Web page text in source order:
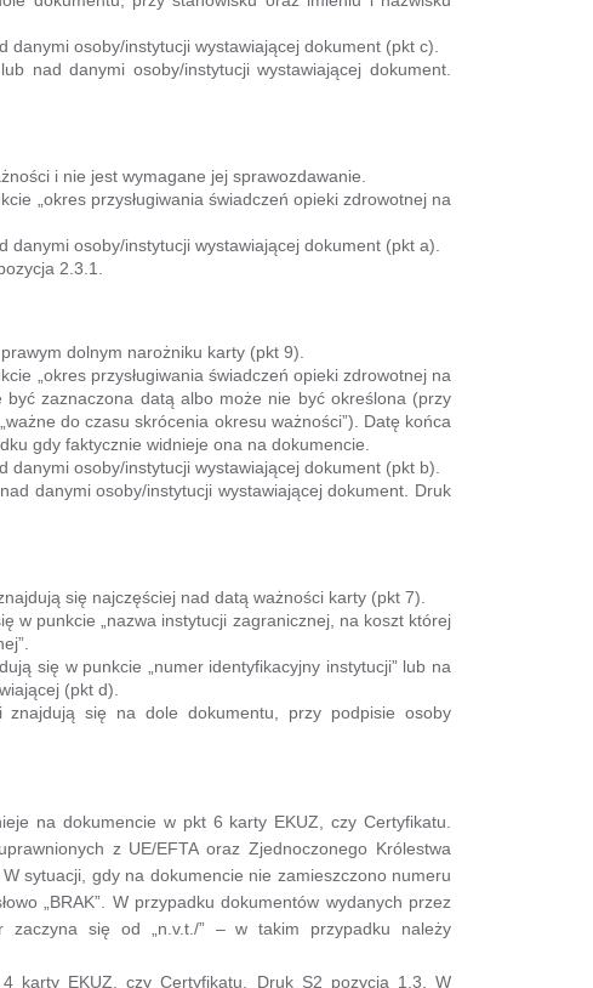
osoby/instytucji wystawiającej dokument (pkt c).
nad danymi osoby/instytucji wystawiającej dokument.
i nie jest wymagane jej sprawozdawanie.
„okres przysługiwania świadczeń opieki zdrowotnej na
osoby/instytucji wystawiającej dokument (pkt a).
2.3.1.
dolnym narożniku karty (pkt 9).
„okres przysługiwania świadczeń opieki zdrowotnej na
być zaznaczona datą albo może nie być określona (przy
do czasu skrócenia okresu ważności”). Datę końca
gdy faktycznie widnieje ona na dokumencie.
osoby/instytucji wystawiającej dokument (pkt b).
danymi osoby/instytucji wystawiającej dokument. Druk
się najczęściej nad datą ważności karty (pkt 7).
w punkcie „nazwa instytucji zagranicznej, na koszt której
się w punkcie „numer identyfikacyjny instytucji” lub na
(pkt d).
się na dole dokumentu, przy podpisie osoby
na dokumencie w pkt 6 karty EKUZ, czy Certyfikatu.
z UE/EFTA oraz Zjednoczonego Królestwa
sytuacji, gdy na dokumencie nie zamieszczono numeru
„BRAK”. W przypadku dokumentów wydanych przez
zaczyna się od „n.v.t./” – w takim przypadku należy
karty EKUZ, czy Certyfikatu. Druk S2 pozycja 1.3. W